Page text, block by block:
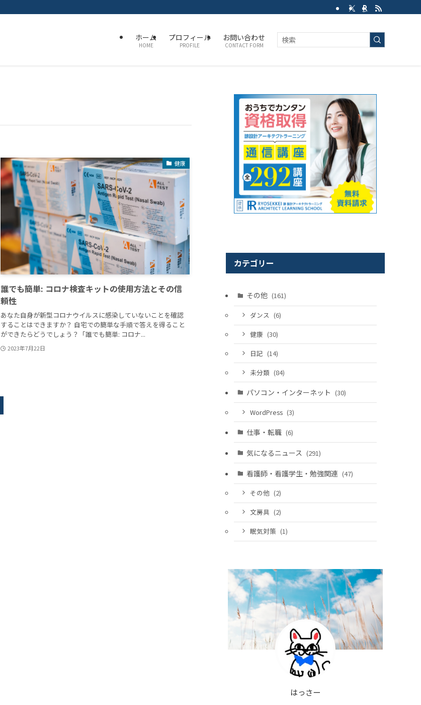
ホーム
HOME
プロフィール
PROFILE
お問い合わせ
CONTACT FORM
健康
誰でも簡単: コロナ検査キットの使用方法とその信
頼性
あなた自身が新型コロナウイルスに感染していないことを確認
することはできますか？ 自宅での簡単な手順で答えを得ること
ができたらどうでしょう？「誰でも簡単: コロナ...
2023年7月22日
カテゴリー
その他 (161)
ダンス (6)
健康 (30)
日記 (14)
未分類 (84)
パソコン・インターネット (30)
WordPress (3)
仕事・転職 (6)
気になるニュース (291)
看護師・看護学生・勉強関連 (47)
その他 (2)
文房具 (2)
眠気対策 (1)
はっさー